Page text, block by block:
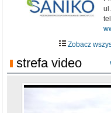
Zobacz
strefa video
Ni To Ponk - W
sixf33t .Last Year
Włocławek
XXIII Sesja Rady
kadencji w dniu